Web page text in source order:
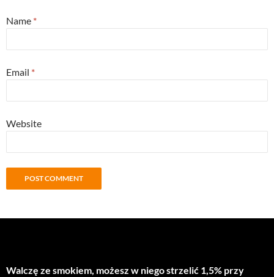
Name *
Email *
Website
Walczę ze smokiem, możesz w niego strzelić 1,5% przy